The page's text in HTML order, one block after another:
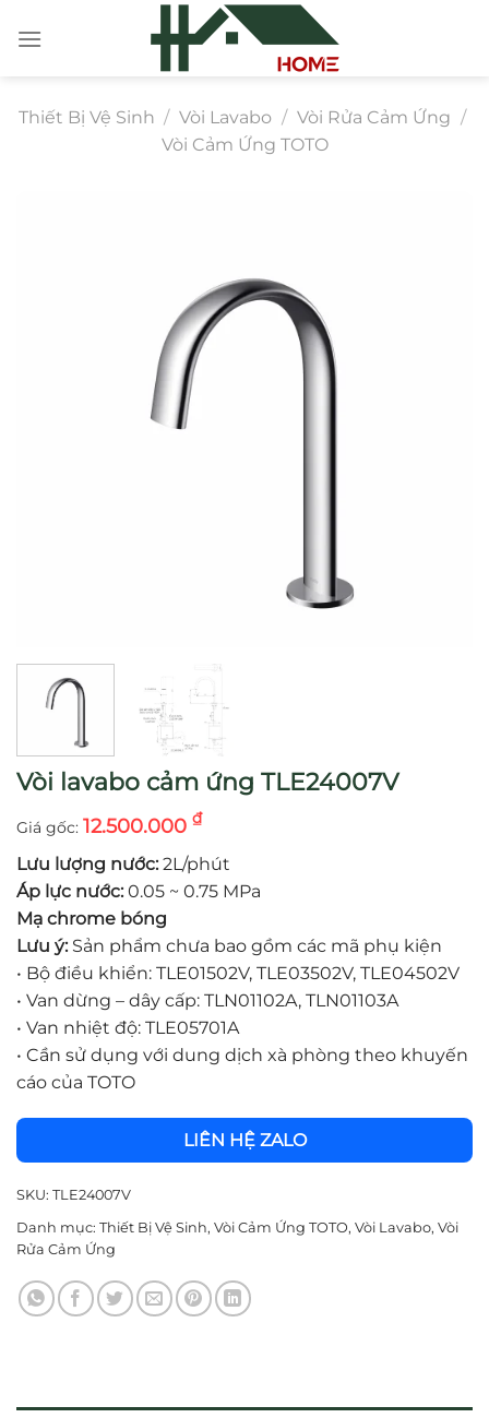
đến
Thiết Bị Vệ Sinh / Vòi Lavabo / Vòi Rửa Cảm Ứng /
Vòi Cảm Ứng TOTO
Vòi lavabo cảm ứng TLE24007V
12.500.000 ₫
Lưu lượng nước: 2L/phút
Áp lực nước: 0.05 ~ 0.75 MPa
Mạ chrome bóng
Lưu ý: Sản phẩm chưa bao gồm các mã phụ kiện
• Bộ điều khiển: TLE01502V, TLE03502V, TLE04502V
• Van dừng – dây cấp: TLN01102A, TLN01103A
• Van nhiệt độ: TLE05701A
• Cần sử dụng với dung dịch xà phòng theo khuyến
cáo của TOTO
LIÊN HỆ ZALO
SKU: TLE24007V
Danh mục: Thiết Bị Vệ Sinh, Vòi Cảm Ứng TOTO, Vòi Lavabo, Vòi
Rửa Cảm Ứng